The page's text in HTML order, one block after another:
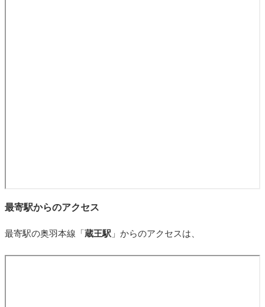
最寄駅からのアクセス
最寄駅の奥羽本線「 蔵王駅 」からのアクセスは、